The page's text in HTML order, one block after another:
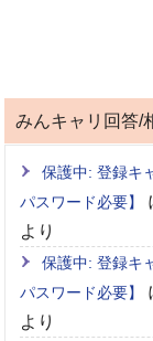
みんキャリ回答/
保護中: 登録キ
パスワード必要】
より
保護中: 登録キ
パスワード必要】
より